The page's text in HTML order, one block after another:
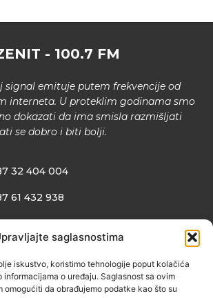
saglasnostima
iskustvo, koristimo tehnologije poput kolačića
o uređaju. Saglasnost sa ovim
omogućiti da obrađujemo podatke kao što su
- 100.7 FM
signal emituje putem frekvencije od
interneta. U proteklim godinama smo
dokazati da ima smisla razmišljati
se dobro i biti bolji.
32 404 004
61 432 938
3. SPRAT), 72000 ZENICA